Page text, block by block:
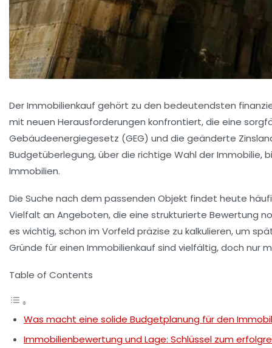
Der Immobilienkauf gehört zu den bedeutendsten
mit neuen Herausforderungen konfrontiert, die eine
Gebäudeenergiegesetz (GEG) und die geänderte
Budgetüberlegung, über die richtige Wahl der Immobilie,
Immobilien.
Die Suche nach dem passenden Objekt findet heute
Vielfalt an Angeboten, die eine strukturierte Bewertung
es wichtig, schon im Vorfeld präzise zu kalkulieren, um
Gründe für einen Immobilienkauf sind vielfältig, doch nur
Table of Contents
Was macht eine solide Budgetplanung für den
Immobilienbewertung und Lage: Schlüssel zum